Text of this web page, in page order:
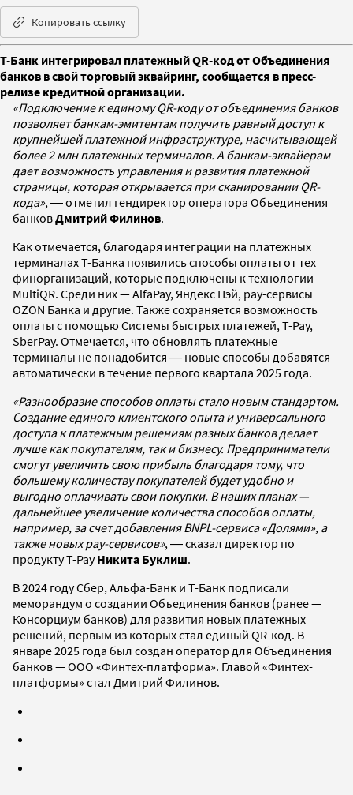
Копировать ссылку
Т-Банк интегрировал платежный QR-код от Объединения
банков в свой торговый эквайринг, сообщается в пресс-
релизе кредитной организации.
«Подключение к единому QR-коду от объединения банков
позволяет банкам-эмитентам получить равный доступ к
крупнейшей платежной инфраструктуре, насчитывающей
более 2 млн платежных терминалов. А банкам-эквайерам
дает возможность управления и развития платежной
страницы, которая открывается при сканировании QR-
кода», ― отметил гендиректор оператора Объединения
банковДмитрий Филинов.
Как отмечается, благодаря интеграции на платежных
терминалах Т-Банка появились способы оплаты от тех
финорганизаций, которые подключены к технологии
MultiQR. Среди них — AlfaPay, Яндекс Пэй, pay-сервисы
OZON Банка и другие. Также сохраняется возможность
оплаты с помощью Системы быстрых платежей, T-Pay,
SberPay. Отмечается, что обновлять платежные
терминалы не понадобится ― новые способы добавятся
автоматически в течение первого квартала 2025 года.
«Разнообразие способов оплаты стало новым стандартом.
Создание единого клиентского опыта и универсального
доступа к платежным решениям разных банков делает
лучше как покупателям, так и бизнесу. Предприниматели
смогут увеличить свою прибыль благодаря тому, что
большему количеству покупателей будет удобно и
выгодно оплачивать свои покупки. В наших планах —
дальнейшее увеличение количества способов оплаты,
например, за счет добавления BNPL-сервиса «Долями», а
также новых pay-сервисов», ― сказал директор по
продукту T-PayНикита Буклиш.
В 2024 году Сбер, Альфа-Банк и Т-Банк подписали
меморандум о создании Объединения банков (ранее —
Консорциум банков) для развития новых платежных
решений, первым из которых стал единый QR-код. В
январе 2025 года был создан оператор для Объединения
банков — ООО «Финтех-платформа». Главой «Финтех-
платформы» стал Дмитрий Филинов.